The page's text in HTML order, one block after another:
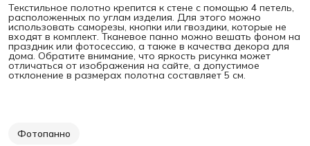
Текстильное полотно крепится к стене с помощью 4 петель,
расположенных по углам изделия. Для этого можно
использовать саморезы, кнопки или гвоздики, которые не
входят в комплект. Тканевое панно можно вешать фоном на
праздник или фотосессию, а также в качества декора для
дома. Обратите внимание, что яркость рисунка может
отличаться от изображения на сайте, а допустимое
отклонение в размерах полотна составляет 5 см.
Фотопанно